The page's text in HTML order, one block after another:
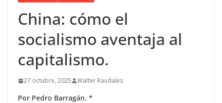
China: cómo el
socialismo aventaja al
capitalismo.
27 octubre, 2025 Walter Raudales
Por Pedro Barragán. *